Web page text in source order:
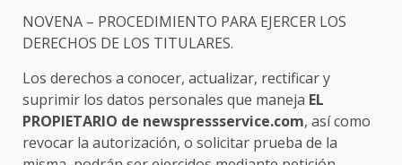
NOVENA – PROCEDIMIENTO PARA EJERCER LOS
DERECHOS DE LOS TITULARES.
Los derechos a conocer, actualizar, rectificar y
suprimir los datos personales que maneja EL
PROPIETARIO de newspressservice.com, así como
revocar la autorización, o solicitar prueba de la